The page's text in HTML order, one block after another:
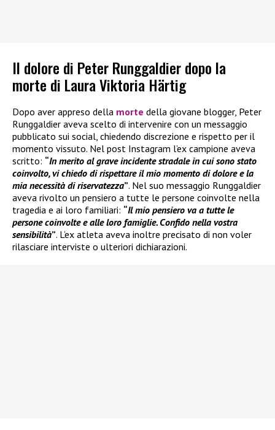
Il dolore di Peter Runggaldier dopo la
morte di Laura Viktoria Härtig
Dopo aver appreso della morte della giovane blogger, Peter
Runggaldier aveva scelto di intervenire con un messaggio
pubblicato sui social, chiedendo discrezione e rispetto per il
momento vissuto. Nel post Instagram l’ex campione aveva
scritto: “In merito al grave incidente stradale in cui sono stato
coinvolto, vi chiedo di rispettare il mio momento di dolore e la
mia necessità di riservatezza”. Nel suo messaggio Runggaldier
aveva rivolto un pensiero a tutte le persone coinvolte nella
tragedia e ai loro familiari: “Il mio pensiero va a tutte le
persone coinvolte e alle loro famiglie. Confido nella vostra
sensibilità”. L’ex atleta aveva inoltre precisato di non voler
rilasciare interviste o ulteriori dichiarazioni.